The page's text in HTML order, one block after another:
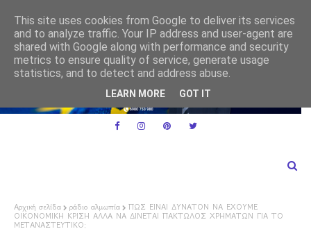
Ε.Ε. και ειδικό καθεστώς ΦΠΑ για τις μικρές επιχειρήσεις
Αρχική σελίδα ράδιο αλμωπία
ΠΩΣ ΕΙΝΑΙ ΔΥΝΑΤΟΝ ΝΑ ΕΧΟΥΜΕ
ΟΙΚΟΝΟΜΙΚΗ ΚΡΙΣΗ ΑΛΛΑ ΝΑ ΔΙΝΕΤΑΙ ΠΑΚΤΩΛΟΣ ΧΡΗΜΑΤΩΝ ΓΙΑ ΤΟ
ΜΕΤΑΝΑΣΤΕΥΤΙΚΟ;
This site uses cookies from Google to deliver its services
and to analyze traffic. Your IP address and user-agent are
shared with Google along with performance and security
metrics to ensure quality of service, generate usage
statistics, and to detect and address abuse.
LEARN MORE GOT IT